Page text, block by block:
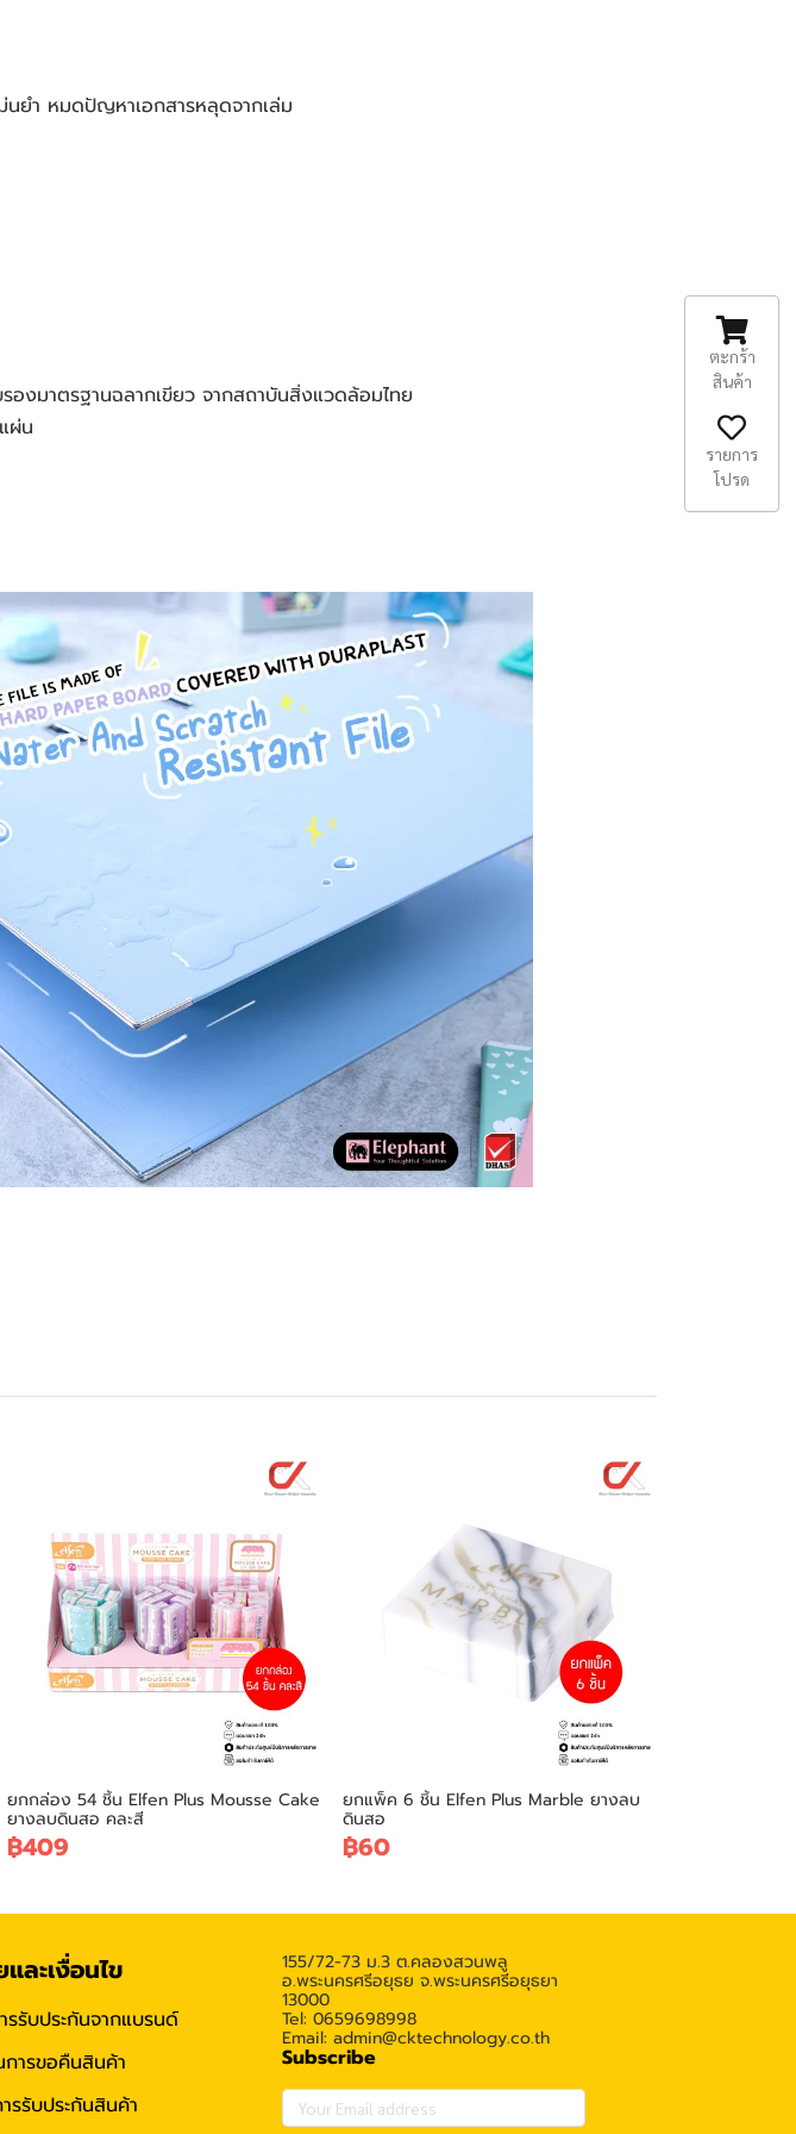
ำ หมดปัญหาเอกสารหลุดจากเล่ม
มาตรฐานฉลากเขียว จากสถาบันสิ่งแวดล้อมไทย
ผ่น
ยกกล่อง 54 ชิ้น Elfen Plus Mousse Cake
ยางลบดินสอ คละสี
฿409
ยกแพ็ค 6 ชิ้น Elfen Plus Marble ยางลบ
ดินสอ
฿60
ละเงื่อนไข
รรับประกันจากแบรนด์
การขอคืนสินค้า
รรับประกันสินค้า
155/72-73 ม.3 ต.คลองสวนพลู
อ.พระนครศรีอยุธย จ.พระนครศรีอยุธยา
13000
Tel: 0659698998
Email: admin@cktechnology.co.th
Subscribe
ตะกร้า
สินค้า
รายการ
โปรด